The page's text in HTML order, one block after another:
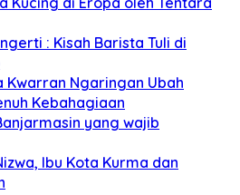
: Kisah Barista Tuli di
Kwarran Ngaringan Ubah
Kebahagiaan
yang wajib
Ibu Kota Kurma dan